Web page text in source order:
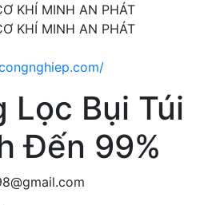
KHÍ MINH AN PHÁT
KHÍ MINH AN PHÁT
Lọc Bụi Túi
Đến 99%